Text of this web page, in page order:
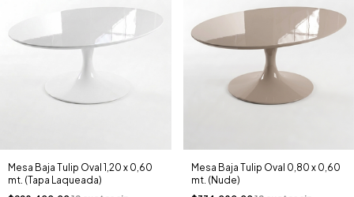
Mesa Baja Tulip Oval 1,20 x 0,60
mt. (Tapa Laqueada)
Mesa Baja Tulip Oval 0,80 x 0,60
mt. (Nude)